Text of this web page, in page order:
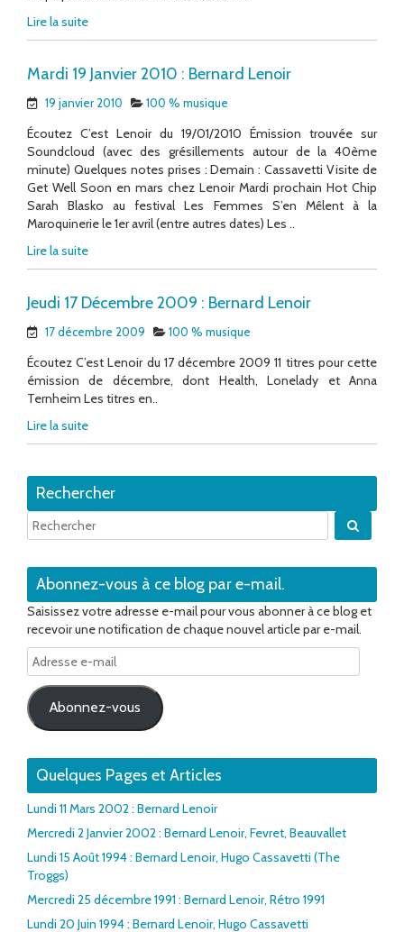
Lire la suite
Mardi 19 Janvier 2010 : Bernard Lenoir
19 janvier 2010 100 % musique
Écoutez C’est Lenoir du 19/01/2010 Émission trouvée sur
Soundcloud (avec des grésillements autour de la 40ème
minute) Quelques notes prises : Demain : Cassavetti Visite de
Get Well Soon en mars chez Lenoir Mardi prochain Hot Chip
Sarah Blasko au festival Les Femmes S’en Mêlent à la
Maroquinerie le 1er avril (entre autres dates) Les ..
Lire la suite
Jeudi 17 Décembre 2009 : Bernard Lenoir
17 décembre 2009 100 % musique
Écoutez C’est Lenoir du 17 décembre 2009 11 titres pour cette
émission de décembre, dont Health, Lonelady et Anna
Ternheim Les titres en..
Lire la suite
Rechercher
Abonnez-vous à ce blog par e-mail.
Saisissez votre adresse e-mail pour vous abonner à ce blog et
recevoir une notification de chaque nouvel article par e-mail.
Adresse
e-
mail
Abonnez-vous
Quelques Pages et Articles
Lundi 11 Mars 2002 : Bernard Lenoir
Mercredi 2 Janvier 2002 : Bernard Lenoir, Fevret, Beauvallet
Lundi 15 Août 1994 : Bernard Lenoir, Hugo Cassavetti (The
Troggs)
Mercredi 25 décembre 1991 : Bernard Lenoir, Rétro 1991
Lundi 20 Juin 1994 : Bernard Lenoir, Hugo Cassavetti